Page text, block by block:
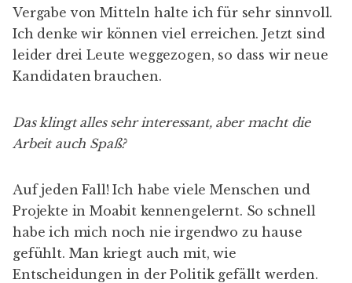
Vergabe von Mitteln halte ich für sehr sinnvoll.
Ich denke wir können viel erreichen. Jetzt sind
leider drei Leute weggezogen, so dass wir neue
Kandidaten brauchen.
Das klingt alles sehr interessant, aber macht die
Arbeit auch Spaß?
Auf jeden Fall! Ich habe viele Menschen und
Projekte in Moabit kennengelernt. So schnell
habe ich mich noch nie irgendwo zu hause
gefühlt. Man kriegt auch mit, wie
Entscheidungen in der Politik gefällt werden.